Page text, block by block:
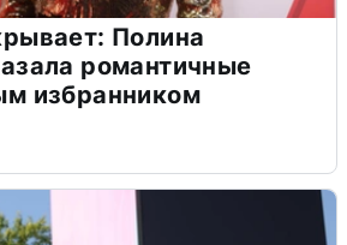
Полина
романтичные
избранником